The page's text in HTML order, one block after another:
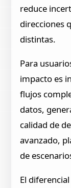
reduce
direcciones
distintas.
Para
impacto es
flujos
datos,
calidad de
avanzado,
de
El